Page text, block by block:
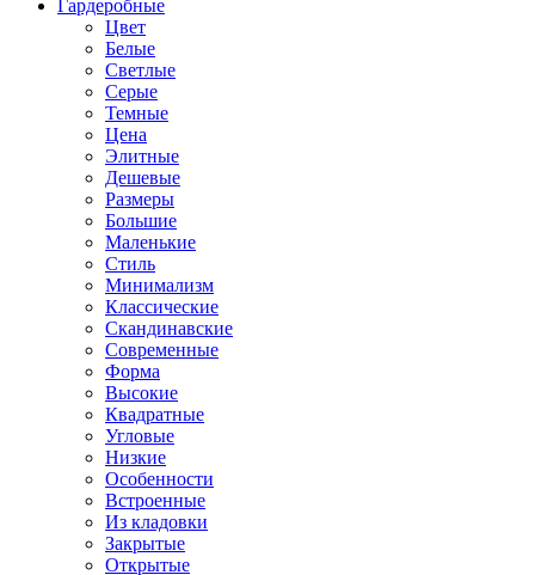
Гардеробные
Цвет
Белые
Светлые
Серые
Темные
Цена
Элитные
Дешевые
Размеры
Большие
Маленькие
Стиль
Минимализм
Классические
Скандинавские
Современные
Форма
Высокие
Квадратные
Угловые
Низкие
Особенности
Встроенные
Из кладовки
Закрытые
Открытые